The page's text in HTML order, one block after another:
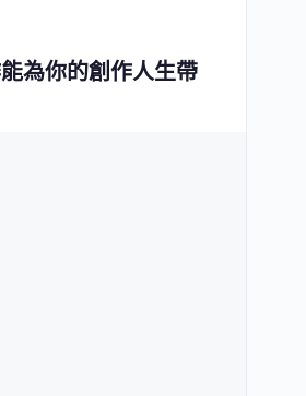
為你的創作人生帶